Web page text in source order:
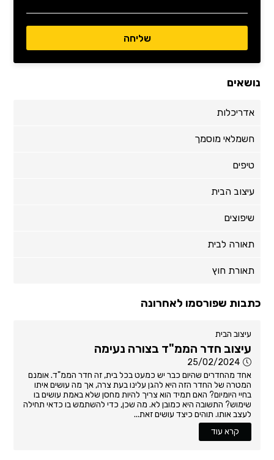
נושאים
אדריכלות
חשמלאי מוסמך
טיפים
עיצוב הבית
שיפוצים
תאורה לבית
תאורת חוץ
כתבות שפורסמו לאחרונה
עיצוב הבית
עיצוב חדר הממ"ד בצורה נעימה
25/02/2024
אחד מהחדרים שהיום כבר יש כמעט בכל בית, זה חדר הממ"ד. אומנם
המטרה של החדר הזה היא להגן עלינו בעת צרה, אך מה עושים איתו
בחיי היומיום? האם תמיד הוא צריך להיות מחסן שלא באמת עושים בו
שימוש? התשובה היא כמובן לא. מה שכן, כדי להשתמש בו כדאי תחילה
לעצב אותו. תוהים כיצד עושים זאת...
קרא עוד